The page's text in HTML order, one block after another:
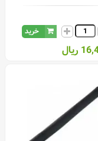
خرید